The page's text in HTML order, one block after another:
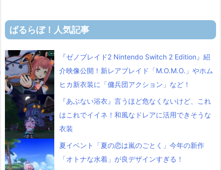
ばるらぼ！人気記事
『ゼノブレイド2 Nintendo Switch 2 Edition』紹
介映像公開！新レアブレイド「M.O.M.O.」やホム
ヒカ新衣装に「傭兵団アクション」など！
『あぶない浴衣』言うほど危なくないけど、これ
はこれでイイネ！和風なドレアに活用できそうな
衣装
夏イベント「夏の恋は嵐のごとく」今年の新作
「オトナな水着」が良デザインすぎる！